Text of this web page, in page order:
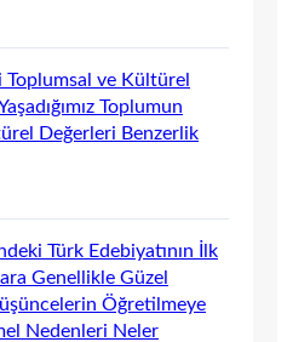
Toplumsal ve Kültürel
Toplumun
Değerleri Benzerlik
Türk Edebiyatının İlk
Genellikle Güzel
Öğretilmeye
Nedenleri Neler